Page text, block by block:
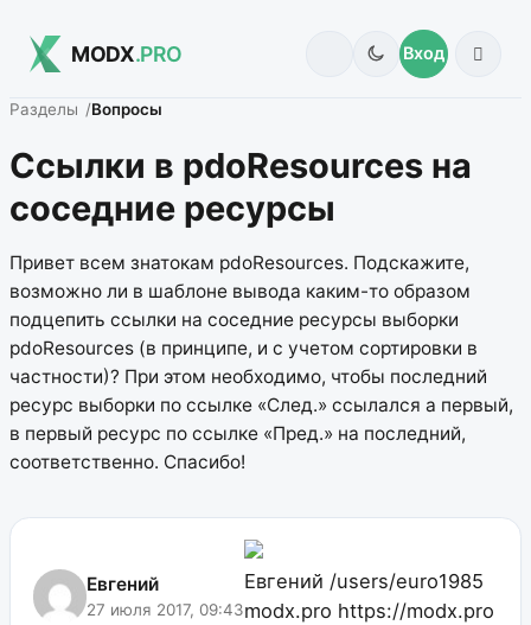
MODX.PRO Вход
Разделы Вопросы
Ссылки в pdoResources на
соседние ресурсы
Привет всем знатокам pdoResources. Подскажите,
возможно ли в шаблоне вывода каким-то образом
подцепить ссылки на соседние ресурсы выборки
pdoResources (в принципе, и с учетом сортировки в
частности)? При этом необходимо, чтобы последний
ресурс выборки по ссылке «След.» ссылался а первый,
в первый ресурс по ссылке «Пред.» на последний,
соответственно. Спасибо!
Евгений
27 июля 2017, 09:43
Евгений /users/euro1985
modx.pro https://modx.pro